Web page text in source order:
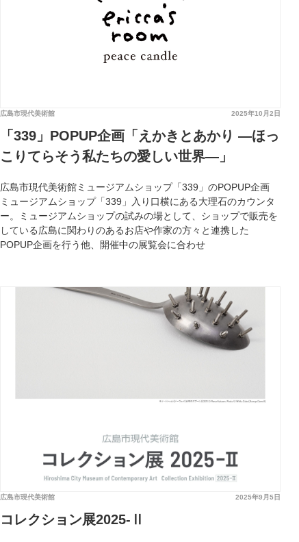
2025年10月2日
広島市現代美術館
「339」POPUP企画「えかきとあかり —ほっ
こりてらそう私たちの愛しい世界—」
広島市現代美術館ミュージアムショップ「339」のPOPUP企画
ミュージアムショップ「339」入り口横にある大理石のカウンタ
ー。ミュージアムショップの試みの場として、ショップで販売を
している広島に関わりのあるお店や作家の方々と連携した
POPUP企画を行う他、開催中の展覧会に合わせ
2025年9月5日
広島市現代美術館
コレクション展2025-Ⅱ